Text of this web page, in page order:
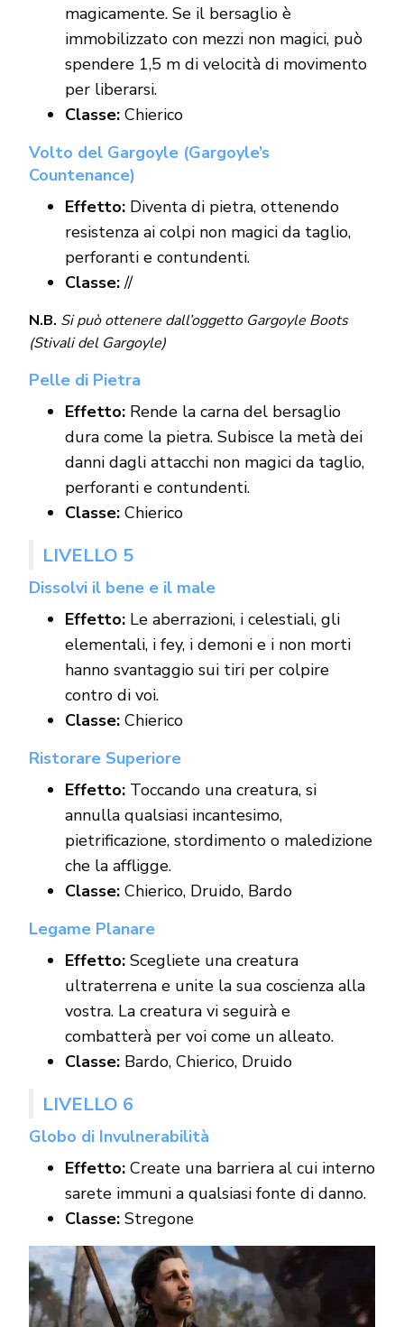
magicamente. Se il bersaglio è
immobilizzato con mezzi non magici, può
spendere 1,5 m di velocità di movimento
per liberarsi.
Classe:Chierico
Volto del Gargoyle (Gargoyle’s
Countenance)
Effetto:Diventa di pietra, ottenendo
resistenza ai colpi non magici da taglio,
perforanti e contundenti.
Classe://
N.B. Si può ottenere dall’oggetto Gargoyle Boots
(Stivali del Gargoyle)
Pelle di Pietra
Effetto:Rende la carna del bersaglio
dura come la pietra. Subisce la metà dei
danni dagli attacchi non magici da taglio,
perforanti e contundenti.
Classe:Chierico
LIVELLO 5
Dissolvi il bene e il male
Effetto:Le aberrazioni, i celestiali, gli
elementali, i fey, i demoni e i non morti
hanno svantaggio sui tiri per colpire
contro di voi.
Classe:Chierico
Ristorare Superiore
Effetto:Toccando una creatura, si
annulla qualsiasi incantesimo,
pietrificazione, stordimento o maledizione
che la affligge.
Classe:Chierico, Druido, Bardo
Legame Planare
Effetto:Scegliete una creatura
ultraterrena e unite la sua coscienza alla
vostra. La creatura vi seguirà e
combatterà per voi come un alleato.
Classe:Bardo, Chierico, Druido
LIVELLO 6
Globo di Invulnerabilità
Effetto:Create una barriera al cui interno
sarete immuni a qualsiasi fonte di danno.
Classe:Stregone